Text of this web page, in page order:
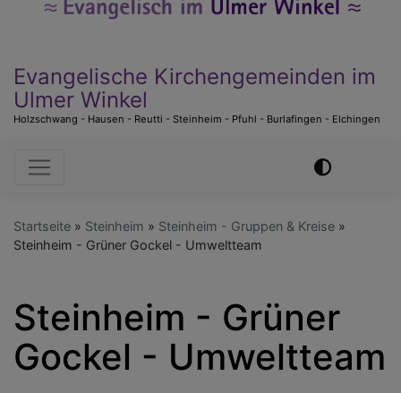
Evangelische Kirchengemeinden im
Ulmer Winkel
Holzschwang - Hausen - Reutti - Steinheim - Pfuhl - Burlafingen - Elchingen
Hauptnavigation
Startseite Steinheim
Steinheim - Gruppen & Kreise
Steinheim - Grüner Gockel - Umweltteam
Steinheim - Grüner
Gockel - Umweltteam